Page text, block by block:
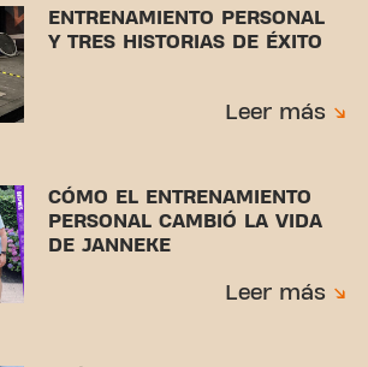
ENTRENAMIENTO PERSONAL
Y TRES HISTORIAS DE ÉXITO
Leer más
CÓMO EL ENTRENAMIENTO
PERSONAL CAMBIÓ LA VIDA
DE JANNEKE
Leer más